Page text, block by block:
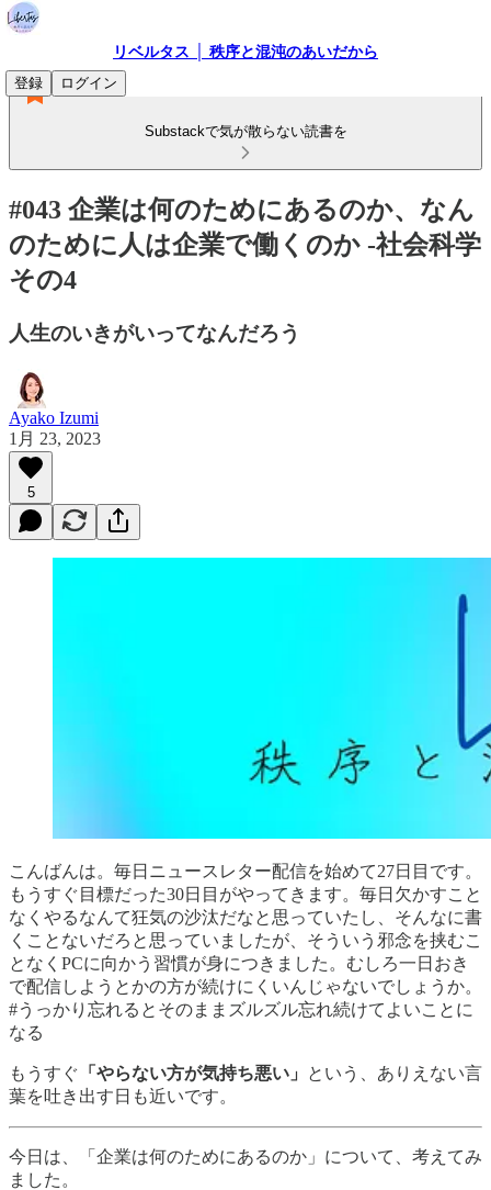
リベルタス │ 秩序と混沌のあいだから
登録
ログイン
Substackで気が散らない読書を
#043 企業は何のためにあるのか、なん
のために人は企業で働くのか -社会科学
その4
人生のいきがいってなんだろう
Ayako Izumi
1月 23, 2023
5
こんばんは。毎日ニュースレター配信を始めて27日目です。
もうすぐ目標だった30日目がやってきます。毎日欠かすこと
なくやるなんて狂気の沙汰だなと思っていたし、そんなに書
くことないだろと思っていましたが、そういう邪念を挟むこ
となくPCに向かう習慣が身につきました。むしろ一日おき
で配信しようとかの方が続けにくいんじゃないでしょうか。
#うっかり忘れるとそのままズルズル忘れ続けてよいことに
なる
もうすぐ 「やらない方が気持ち悪い」
という、ありえない言
葉を吐き出す日も近いです。
今日は、「企業は何のためにあるのか」について、考えてみ
ました。